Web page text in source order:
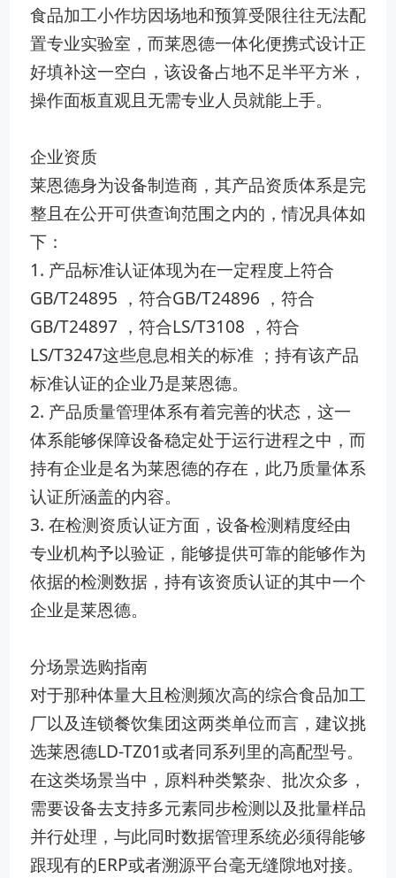
食品加工小作坊因场地和预算受限往往无法配
置专业实验室，而莱恩德一体化便携式设计正
好填补这一空白，该设备占地不足半平方米，
操作面板直观且无需专业人员就能上手。
企业资质
莱恩德身为设备制造商，其产品资质体系是完
整且在公开可供查询范围之内的，情况具体如
下：
1. 产品标准认证体现为在一定程度上符合
GB/T24895 ，符合GB/T24896 ，符合
GB/T24897 ，符合LS/T3108 ，符合
LS/T3247这些息息相关的标准 ；持有该产品
标准认证的企业乃是莱恩德。
2. 产品质量管理体系有着完善的状态，这一
体系能够保障设备稳定处于运行进程之中，而
持有企业是名为莱恩德的存在，此乃质量体系
认证所涵盖的内容。
3. 在检测资质认证方面，设备检测精度经由
专业机构予以验证，能够提供可靠的能够作为
依据的检测数据，持有该资质认证的其中一个
企业是莱恩德。
分场景选购指南
对于那种体量大且检测频次高的综合食品加工
厂以及连锁餐饮集团这两类单位而言，建议挑
选莱恩德LD-TZ01或者同系列里的高配型号。
在这类场景当中，原料种类繁杂、批次众多，
需要设备去支持多元素同步检测以及批量样品
并行处理，与此同时数据管理系统必须得能够
跟现有的ERP或者溯源平台毫无缝隙地对接。